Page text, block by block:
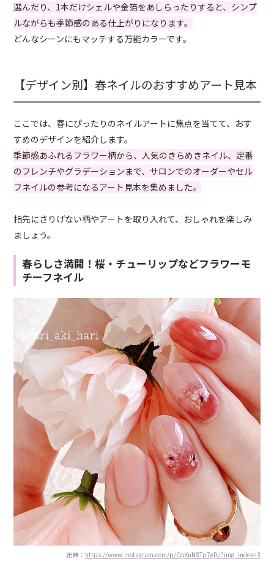
選んだり、1本だけシェルや金箔をあしらったりすると、シンプ
ルながらも季節感のある仕上がりになります。
どんなシーンにもマッチする万能カラーです。
【デザイン別】春ネイルのおすすめアート見本
ここでは、春にぴったりのネイルアートに焦点を当てて、おす
すめのデザインを紹介します。
季節感あふれるフラワー柄から、人気のきらめきネイル、定番
のフレンチやグラデーションまで、サロンでのオーダーやセル
フネイルの参考になるアート見本を集めました。
指先にさりげない柄やアートを取り入れて、おしゃれを楽しみ
ましょう。
春らしさ満開！桜・チューリップなどフラワーモ
チーフネイル
出典： https://www.instagram.com/p/CqKuN8Tp7gD/?img_index=3